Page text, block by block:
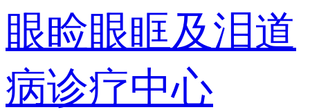
眼睑眼眶及泪道
病诊疗中心